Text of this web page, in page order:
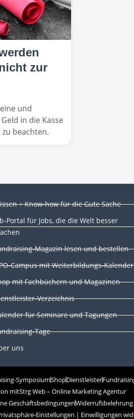
zur
und
in die Kasse
beachten.
+ Know-how für die Gute Sache
Portal für Jobs, die die Welt besser
Magazin lesen und bestellen
Campus mit Weiterbildungs-Kalender
mit Fachbüchern und Magazinen
Verzeichnis
für Seminare und Tagungen
Tage
uns
SymposiumShopDienstleister
mitStrg Web – Online Marketing Agentur
GeschäftsbedingungenWiderrufsbelehrung
Einstellungen | Einwilligungen